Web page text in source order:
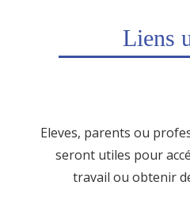
Liens
Eleves, parents ou
seront utiles pour
travail ou obtenir